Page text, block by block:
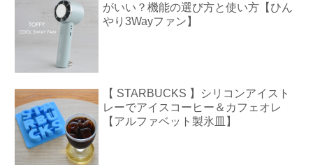
がいい？機能の選び方と使い方【ひん
やり3Wayファン】
【 STARBUCKS 】シリコンアイスト
レーでアイスコーヒー＆カフェオレ
【アルファベット製氷皿】